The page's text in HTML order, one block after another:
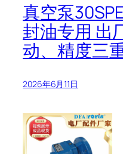
真空泵
封油专用 出
动、精度三
2026年6月11日